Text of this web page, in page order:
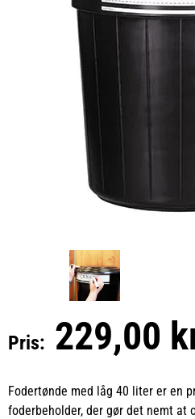
Pris: 229,00
Fodertønde med låg 40 liter er en
foderbeholder, der gør det nemt at